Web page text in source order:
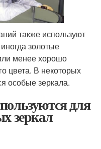
также используют
золотые
менее хорошо
цвета. В некоторых
особые зеркала.
для
зеркал